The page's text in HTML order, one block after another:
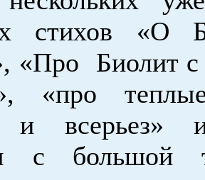
стихов «О
«Про Биолит
«про
и
с большой